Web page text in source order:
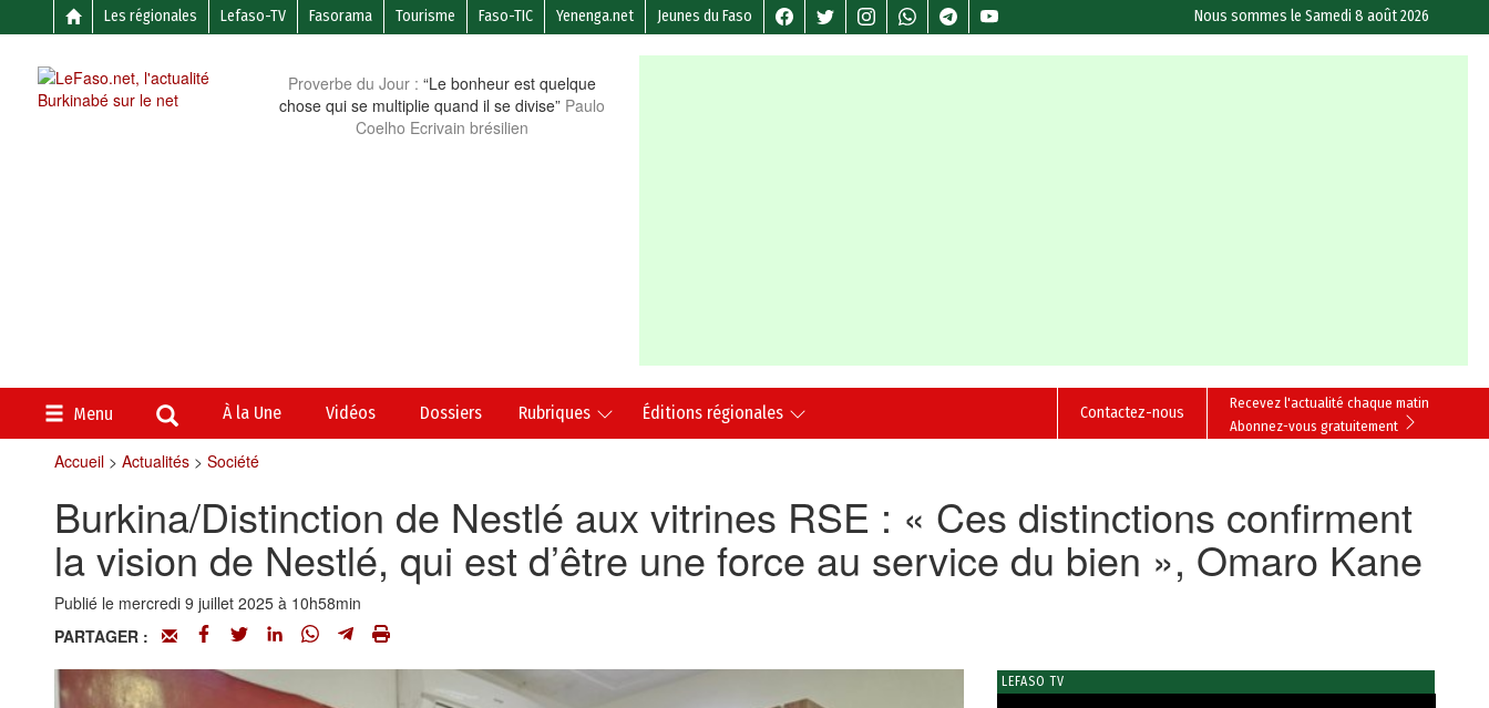
Les régionales Lefaso-TV Fasorama Tourisme Faso-TIC Yenenga.net Jeunes du Faso Nous sommes leSamedi 8 août 2026
Proverbe du Jour : “Le bonheur est quelque
chose qui se multiplie quand il se divise” Paulo
Coelho Ecrivain brésilien
Menu À la Une Vidéos Dossiers Rubriques Éditions régionales
Recevez l'actualité chaque matin
Abonnez-vous gratuitement
Contactez-nous
Accueil> Actualités> Société
Burkina/Distinction de Nestlé aux vitrines RSE : « Ces distinctions confirment
la vision de Nestlé, qui est d’être une force au service du bien », Omaro Kane
Publié le mercredi 9 juillet 2025 à 10h58min
PARTAGER :
LEFASO TV